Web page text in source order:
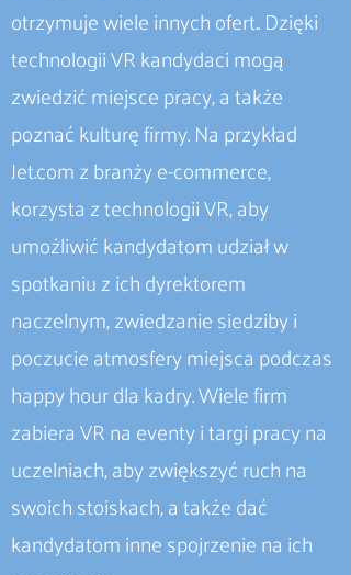
otrzymuje wiele innych ofert.. Dzięki
technologii VR kandydaci mogą
zwiedzić miejsce pracy, a także
poznać kulturę firmy. Na przykład
Jet.com z branży e-commerce,
korzysta z technologii VR, aby
umożliwić kandydatom udział w
spotkaniu z ich dyrektorem
naczelnym, zwiedzanie siedziby i
poczucie atmosfery miejsca podczas
happy hour dla kadry. Wiele firm
zabiera VR na eventy i targi pracy na
uczelniach, aby zwiększyć ruch na
swoich stoiskach, a także dać
kandydatom inne spojrzenie na ich